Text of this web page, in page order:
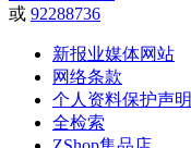
或 92288736
新报业媒体网站
网络条款
个人资料保护声明
全检索